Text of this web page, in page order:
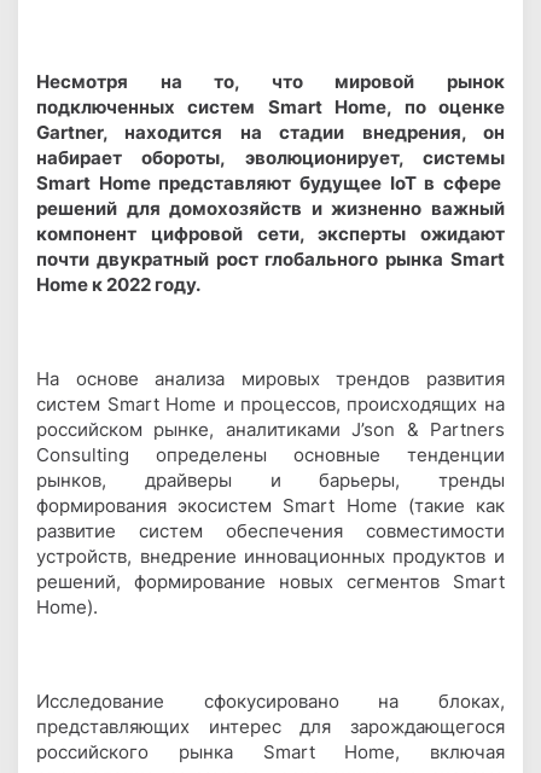
Несмотря на то, что мировой рынок
подключенных систем Smart Home, по оценке
Gartner, находится на стадии внедрения, он
набирает обороты, эволюционирует, системы
Smart Home представляют будущее IoT в сфере
решений для домохозяйств и жизненно важный
компонент цифровой сети, эксперты ожидают
почти двукратный рост глобального рынка Smart
Home к 2022 году.
На основе анализа мировых трендов развития
систем Smart Home и процессов, происходящих на
российском рынке, аналитиками J’son & Partners
Consulting определены основные тенденции
рынков, драйверы и барьеры, тренды
формирования экосистем Smart Home (такие как
развитие систем обеспечения совместимости
устройств, внедрение инновационных продуктов и
решений, формирование новых сегментов Smart
Home).
Исследование сфокусировано на блоках,
представляющих интерес для зарождающегося
российского рынка Smart Home, включая